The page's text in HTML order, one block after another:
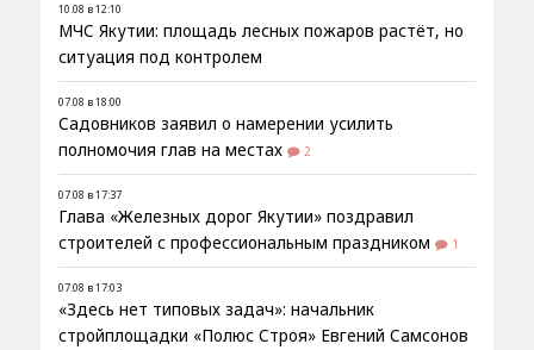
10.08 в 12:10
МЧС Якутии: площадь лесных пожаров растёт, но
ситуация под контролем
07.08 в 18:00
Садовников заявил о намерении усилить
полномочия глав на местах
2
07.08 в 17:37
Глава «Железных дорог Якутии» поздравил
строителей с профессиональным праздником
1
07.08 в 17:03
«Здесь нет типовых задач»: начальник
стройплощадки «Полюс Строя» Евгений Самсонов